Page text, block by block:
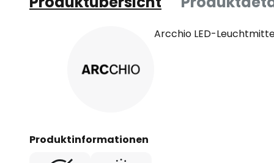
Arcchio LED-
Produktinformationen